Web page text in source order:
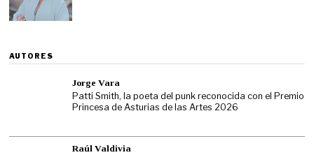
AUTORES
Jorge Vara
Patti Smith, la poeta del punk reconocida con el Premio
Princesa de Asturias de las Artes 2026
Raúl Valdivia